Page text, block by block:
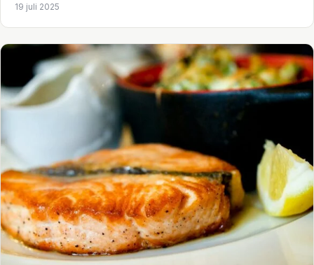
19 juli 2025